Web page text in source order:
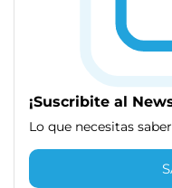
¡Suscribite al
Lo que necesitas